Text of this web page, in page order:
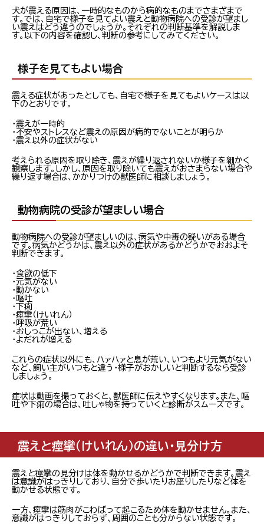
犬が震える原因は、一時的なものから病的なものまでさまざまで
す。では、自宅で様子を見てよい震えと動物病院への受診が望まし
い震えはどう違うのでしょうか。それぞれの判断基準を解説しま
す。以下の内容を確認し、判断の参考にしてみてください。
様子を見てもよい場合
震える症状があったとしても、自宅で様子を見てもよいケースは以
下のとおりです。
・震えが一時的
・不安やストレスなど震えの原因が病的でないことが明らか
・震え以外の症状がない
考えられる原因を取り除き、震えが繰り返されないか様子を細かく
観察します。しかし、原因を取り除いても震えがおさまらない場合や
繰り返す場合は、かかりつけの獣医師に相談しましょう。
動物病院の受診が望ましい場合
動物病院への受診が望ましいのは、病気や中毒の疑いがある場合
です。病気かどうかは、震え以外の症状があるかどうかでおおよそ
判断できます。
・食欲の低下
・元気がない
・動かない
・嘔吐
・下痢
・痙攣（けいれん）
・呼吸が荒い
・おしっこが出ない、増える
・よだれが増える
これらの症状以外にも、ハァハァと息が荒い、いつもより元気がない
など、飼い主がいつもと違う・様子がおかしいと判断するなら受診
しましょう。
症状は動画を撮っておくと、獣医師に伝えやすくなります。また、嘔
吐や下痢の場合は、吐しゃ物を持っていくと診断がスムーズです。
震えと痙攣（けいれん）の違い・見分け方
震えと痙攣の見分けは体を動かせるかどうかで判断できます。震え
は意識がはっきりしており、自分で歩いたりお座りしたりなど体を
動かせる状態です。
一方、痙攣は筋肉がこわばって起こるため体を動かせません。また、
意識がはっきりしておらず、周囲のことも分からない状態です。